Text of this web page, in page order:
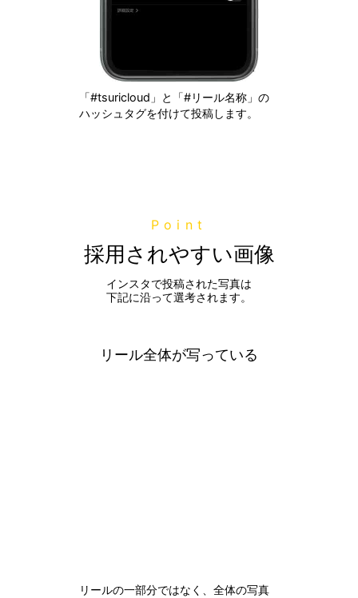
「#tsuricloud」と「#リール名称」の
ハッシュタグを付けて投稿します。
Point
採用されやすい画像
インスタで投稿された写真は
下記に沿って選考されます。
リール全体が写っている
リールの一部分ではなく、全体の写真